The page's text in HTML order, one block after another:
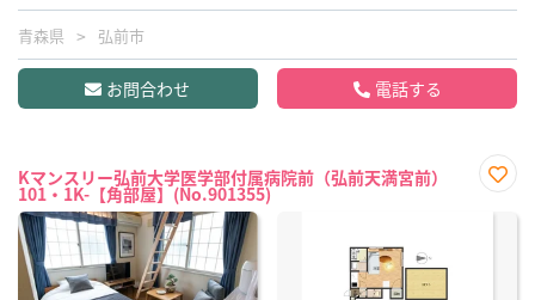
青森県 弘前市
お問合わせ 電話する
Kマンスリー弘前大学医学部付属病院前（弘前天満宮前）
101・1K-【角部屋】(No.901355)
に入